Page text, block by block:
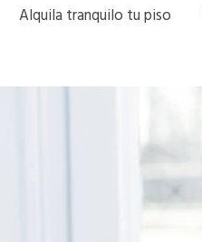
Alquila tranquilo tu piso